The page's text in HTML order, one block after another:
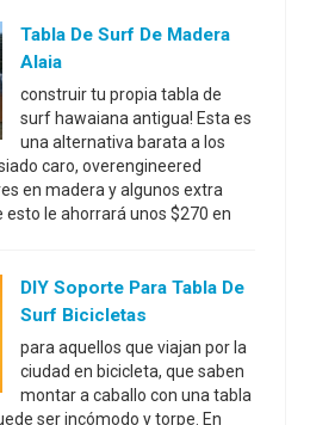
Tabla De Surf De Madera
Alaia
construir tu propia tabla de
surf hawaiana antigua! Esta es
una alternativa barata a los
caro, overengineered
en madera y algunos extra
le ahorrará unos $270 en
DIY Soporte Para Tabla De
Surf Bicicletas
para aquellos que viajan por la
ciudad en bicicleta, que saben
montar a caballo con una tabla
ser incómodo y torpe. En